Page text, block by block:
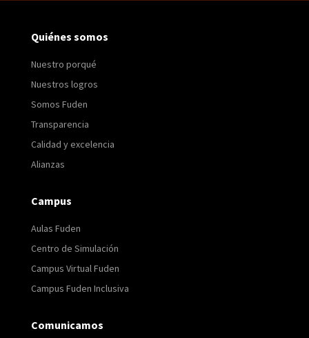
Quiénes somos
Nuestro porqué
Nuestros logros
Somos Fuden
Transparencia
Calidad y excelencia
Alianzas
Campus
Aulas Fuden
Centro de Simulación
Campus Virtual Fuden
Campus Fuden Inclusiva
Comunicamos